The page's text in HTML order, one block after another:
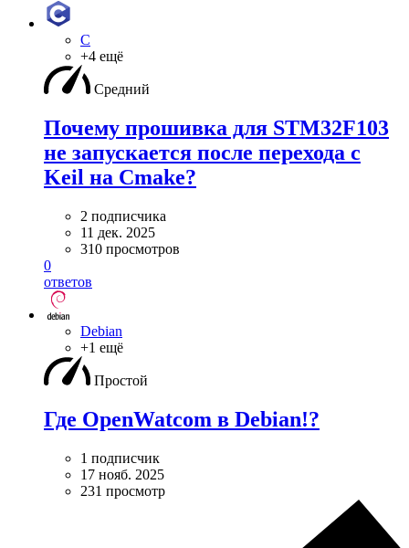
C
+4 ещё
Средний
Почему прошивка для STM32F103
не запускается после перехода с
Keil на Cmake?
2 подписчика
11 дек. 2025
310 просмотров
0
ответов
Debian
+1 ещё
Простой
Где OpenWatcom в Debian!?
1 подписчик
17 нояб. 2025
231 просмотр